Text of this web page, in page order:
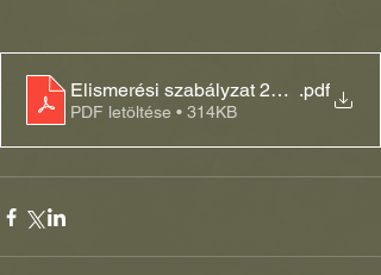
Elismerési szabályzat 251031
.pdf
PDF letöltése • 314KB